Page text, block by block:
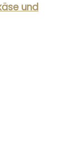
und